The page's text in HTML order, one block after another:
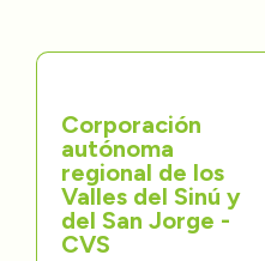
Corporación
autónoma
regional de los
Valles del Sinú y
del San Jorge -
CVS